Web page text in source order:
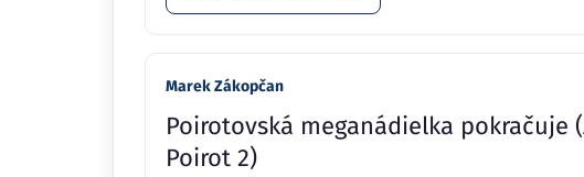
Marek Zákopčan
Poirotovská meganádielka pokračuje
Poirot 2)